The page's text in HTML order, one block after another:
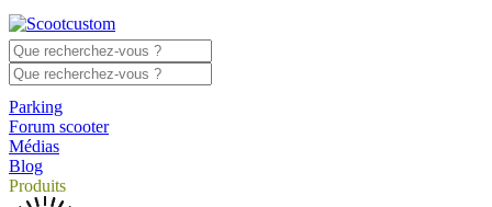
Parking
Forum scooter
Médias
Blog
Produits